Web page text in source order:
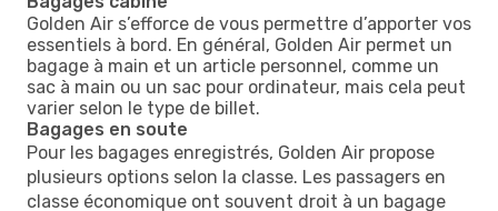
Golden Air s’efforce de vous permettre d’apporter vos
essentiels à bord. En général, Golden Air permet un
bagage à main et un article personnel, comme un
sac à main ou un sac pour ordinateur, mais cela peut
varier selon le type de billet.
Bagages en soute
Pour les bagages enregistrés, Golden Air propose
plusieurs options selon la classe. Les passagers en
classe économique ont souvent droit à un bagage